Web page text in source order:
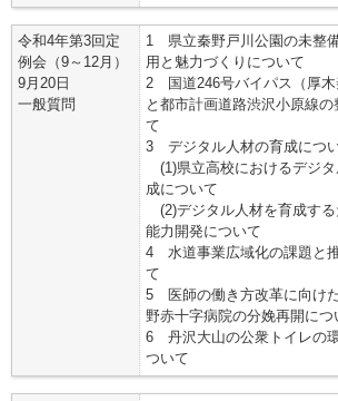
令和4年第3回定
例会（9～12月）
9月20日
一般質問
1 県立秦野戸川公園の未整
用と魅力づくりについて
2 国道246号バイパス（厚木
と都市計画道路渋沢小原線の
て
3 デジタル人材の育成につ
(1)県立高校におけるデジタ
成について
(2)デジタル人材を育成する
能力開発について
4 水道事業広域化の課題と
て
5 医師の働き方改革に向け
野赤十字病院の分娩再開につ
6 丹沢大山の公衆トイレの
ついて